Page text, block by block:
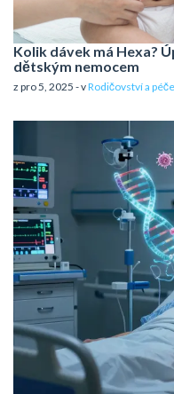
Kolik dávek má Hexa?
dětským nemocem
z pro 5, 2025 - vRodičovství a